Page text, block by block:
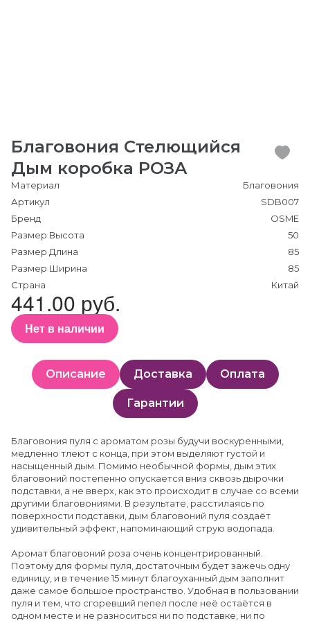
Благовония Стелющийся
Дым коробка РОЗА
Материал
Благовония
Артикул
SDB007
Бренд
OSME
Размер Высота
50
Размер Длина
85
Размер Ширина
85
Страна
Китай
441.00 руб.
Нет в наличии
Описание Доставка Оплата
Гарантии
Благовония пуля с ароматом розы будучи воскуренными,
медленно тлеют с конца, при этом выделяют густой и
насыщенный дым. Помимо необычной формы, дым этих
благовоний постепенно опускается вниз сквозь дырочки
подставки, а не вверх, как это происходит в случае со всеми
другими благовониями. В результате, расстилаясь по
поверхности подставки, дым благовоний пуля создаёт
удивительный эффект, напоминающий струю водопада.
Аромат благовоний роза очень концентрированный.
Поэтому для формы пуля, достаточным будет зажечь одну
единицу, и в течение 15 минут благоуханный дым заполнит
даже самое большое пространство. Удобная в пользовании
пуля и тем, что сгоревший пепел после неё остаётся в
одном месте и не разноситься ни по подставке, ни по